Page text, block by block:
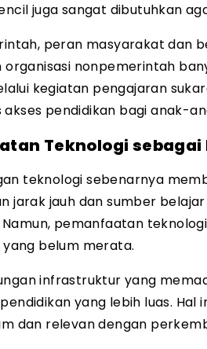
juga sangat dibutuhkan
peran masyarakat dan
organisasi nonpemerintah
kegiatan pengajaran
pendidikan bagi anak-
Teknologi sebagai
teknologi sebenarnya
jarak jauh dan sumber
Namun, pemanfaatan
belum merata.
infrastruktur yang
yang lebih luas.
dan relevan dengan